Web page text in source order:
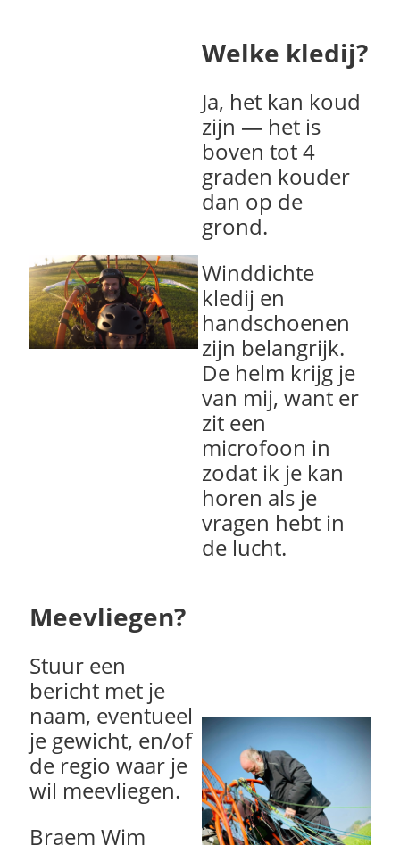
Welke kledij?
Ja, het kan koud
zijn — het is
boven tot 4
graden kouder
dan op de
grond.
Winddichte
kledij en
handschoenen
zijn belangrijk.
De helm krijg je
van mij, want er
zit een
microfoon in
zodat ik je kan
horen als je
vragen hebt in
de lucht.
Meevliegen?
Stuur een
bericht met je
naam, eventueel
je gewicht, en/of
de regio waar je
wil meevliegen.
Braem Wim